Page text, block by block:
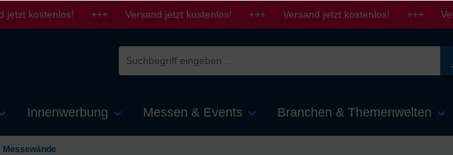
jetzt kostenlos! +++ Versand jetzt kostenlos! +++ Versand jetzt kostenlos! +++
Innenwerbung Messen & Events Branchen & Themenwelten
Messewände